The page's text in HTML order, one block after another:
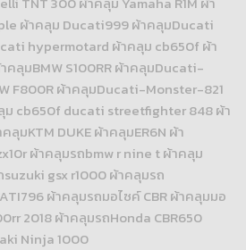
ผ้าคลุม Ducati999 ผ้าคลุมDucati
hypermotard ผ้าคลุม cb650f ผ้า
ลุมBMW S100RR ผ้าคลุมDucati-
F800R ผ้าคลุมDucati-Monster-821
ม cb650f ducati streetfighter 848 ผ้า
ลุมKTM DUKE ผ้าคลุมER6N ผ้า
ผ้าคลุมรถbmw r nine t ผ้าคลุม
suzuki gsx r1000 ผ้าคลุมรถ
ผ้าคลุมรถมอไซค์ CBR ผ้าคลุมมอ
2018 ผ้าคลุมรถHonda CBR650
Ninja 1000